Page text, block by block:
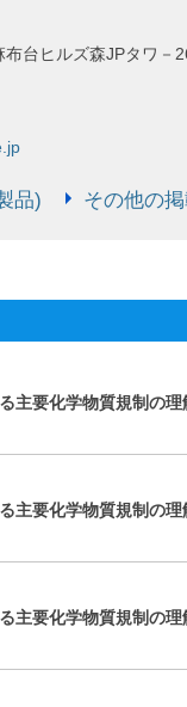
台ヒルズ森JPタワ－
品) その他の
主要化学物質規制の
主要化学物質規制の
主要化学物質規制の